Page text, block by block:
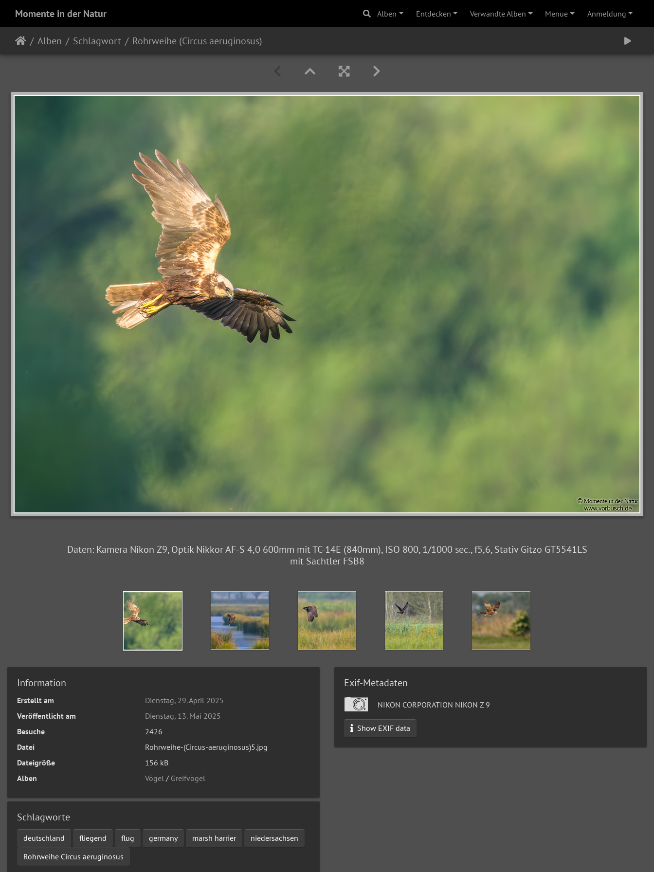
Momente in der Natur Alben Entdecken Verwandte Alben Menue Anmeldung
Alben Schlagwort Rohrweihe (Circus aeruginosus)
Daten: Kamera Nikon Z9, Optik Nikkor AF-S 4,0 600mm mit TC-14E (840mm), ISO 800, 1/1000 sec., f5,6, Stativ Gitzo GT5541LS
mit Sachtler FSB8
Information
Erstellt am
Dienstag, 29. April 2025
Veröffentlicht am
Dienstag, 13. Mai 2025
Besuche
2426
Datei
Rohrweihe-(Circus-aeruginosus)5.jpg
Dateigröße
156 kB
Alben
Vögel / Greifvögel
Schlagworte
deutschland fliegend flug germany marsh harrier
niedersachsen
Rohrweihe Circus aeruginosus
Exif-Metadaten
NIKON CORPORATION NIKON Z 9
Show EXIF data